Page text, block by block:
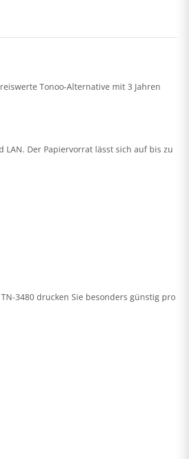
Tonoo-Alternative mit 3 Jahren
Der Papiervorrat lässt sich auf bis zu
3480 drucken Sie besonders günstig pro